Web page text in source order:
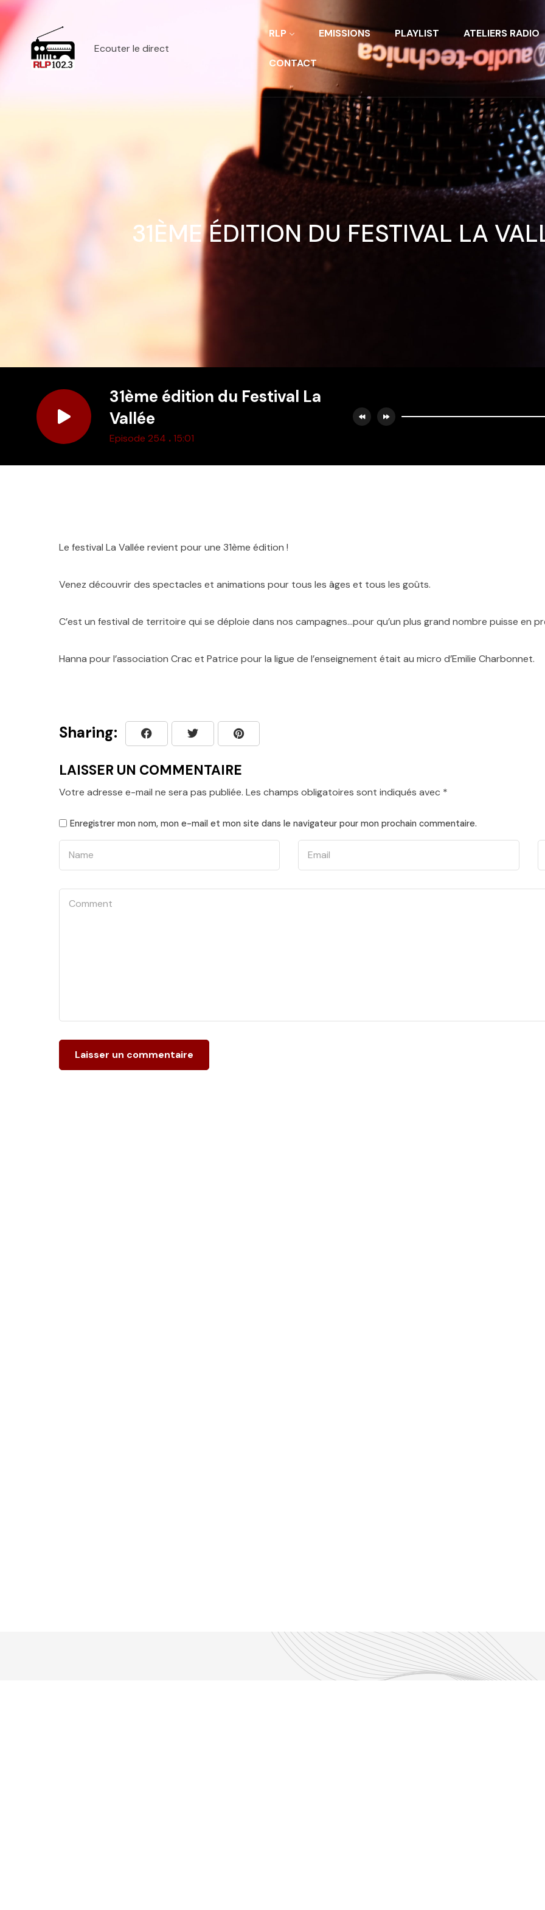
Ecouter le direct
RLP EMISSIONS PLAYLIST ATELIERS RADIO
CONTACT
31ÈME ÉDITION DU FESTIVAL LA
31ème édition du Festival La
Vallée
Episode 254 .15:01
Le festival La Vallée revient pour une 31ème édition !
Venez découvrir des spectacles et animations pour tous les âges et tous les goûts.
C’est un festival de territoire qui se déploie dans nos campagnes…pour qu’un plus grand nombre puisse en
Hanna pour l’association Crac et Patrice pour la ligue de l’enseignement était au micro d’Emilie Charbonnet.
Sharing:
LAISSER UN COMMENTAIRE
Votre adresse e-mail ne sera pas publiée. Les champs obligatoires sont indiqués avec *
Enregistrer mon nom, mon e-mail et mon site dans le navigateur pour mon prochain commentaire.